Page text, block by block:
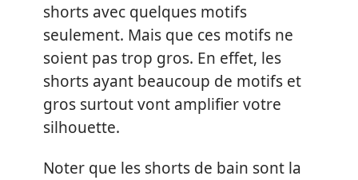
shorts avec quelques motifs
seulement. Mais que ces motifs ne
soient pas trop gros. En effet, les
shorts ayant beaucoup de motifs et
gros surtout vont amplifier votre
silhouette.
Noter que les shorts de bain sont la